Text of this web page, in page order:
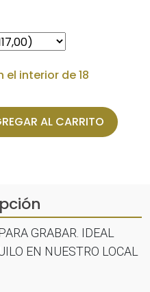
el interior de 18
AL CARRITO
GRABAR. IDEAL
EN NUESTRO LOCAL